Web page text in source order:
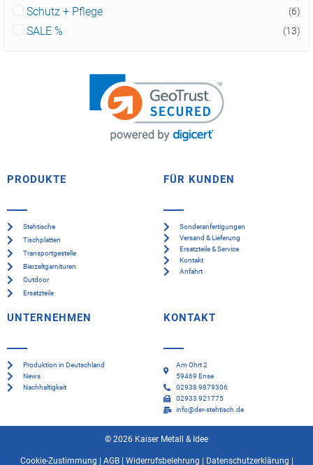
Schutz + Pflege (6)
SALE % (13)
PRODUKTE
Stehtische
Tischplatten
Transportgestelle
Bierzeltgarnituren
Outdoor
Ersatzteile
FÜR KUNDEN
Sonderanfertigungen
Versand & Lieferung
Ersatzteile & Service
Kontakt
Anfahrt
UNTERNEHMEN
Produktion in Deutschland
News
Nachhaltigkeit
KONTAKT
Am Ohrt 2
59469 Ense
02938 9879306
02933 921775
info@der-stehtisch.de
© 2026 Kaiser Metall & Idee
Cookie-Zustimmung AGB| Widerrufsbelehrung Datenschutzerklärung